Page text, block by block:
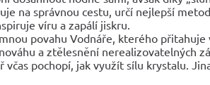
na správnou cestu, určí nejlepší
víru a zapálí jiskru.
povahu Vodnáře, kterého přitahuje
a ztělesnění nerealizovatelných
pochopí, jak využít sílu krystalu.